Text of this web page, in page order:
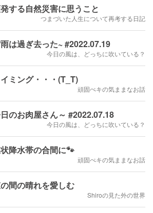
する自然災害に思うこと
つまづいた人生について再考する日記
は過ぎ去った~ #2022.07.19
今日の風は、どっちに吹いている？
ミング・・・(T_T)
頑固ぺキの気ままなお話
のお肉屋さん～ #2022.07.18
今日の風は、どっちに吹いている？
降水帯の合間に🐾
頑固ぺキの気ままなお話
間の晴れを愛しむ
Shiroの見た外の世界